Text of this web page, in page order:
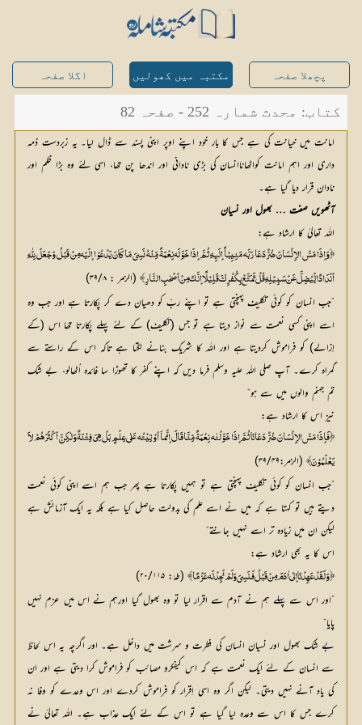
پچھلا صفحہ مکتبہ میں کھولیں اگلا صفحہ
کتاب: محدث شمارہ 252 - صفحہ 82
امانت میں خیانت کی ہے جس کا بار خود اپنے اوپر اپنی پسند سے ڈال لیا۔ یہ زبردست ذمہ
داری اور اہم امانت کواٹھاناانسان کی بڑی نادانی اور اندھا پن تھا، اسی لئے وہ بڑا ظلم اور
نادان قرار دیا گیا ہے۔
آٹھویں صفت … بھول اور نسیان
اللہ تعالیٰ کا ارشاد ہے:
﴿وَإذَا مَسَّ الاِنْسَانَ ضُرٌّ دَعَا رَبَّه مَنِيِبْاً إلَيِهِ ثُمَّ إذَا خَوَّلَه نِعْمَةً مِّنْهُ نَسِیَ مَا کَانَ يَدْعُوْا إلَيْه مِنْ قَبْلُ وَجَعَلَ لِلّٰهِ
أنْدَادًا لِّيُضِلَّ عَنْ سَبِيْلِهِ قُلْ تَمَتَّعْ بِکُفْرِکَ قَلِيْلًا إنَّکَ مِنْ أصْحٰبِ النَّارِ﴾ (الزمر : ۳۹/۸)
”جب انسان کو کوئی تکلیف پہنچتی ہے تو اپنے ربّ کو دھیان دے کر پکارتا ہے اور جب وہ
اسے اپنی کسی نعمت سے نواز دیتا ہے تو جس (تکلیف) کے لئے پہلے پکارتا تھا اس (کے
اِزالے) کو فراموش کردیتا ہے اور اللہ کا شریک بنانے لگتا ہے تاکہ اس کے راستے سے
گمراہ کرے۔ آپ صلی اللہ علیہ وسلم فرما دیں کہ اپنے کفر کا تھوڑا سا فائدہ اُٹھالو، بے شک
تم جہنم والوں میں سے ہو“
نیز اس کا ارشاد ہے:
﴿فَإذَا مَسَّ الاِنْسَانَ ضُرٌّ دَعَانَا ثُمَّ إذَا خَوَّلْنٰه نِعْمَةً مِّنَّا قَالَ إنَّمآ أوْتِيْتُه عَلٰی عِلْمٍ بَلْ هِیَ فِتْنَةٌ وَلٰکِنَّ أکْثَرَهُمْ لاَ
يَعْلَمُوْنَ﴾ (الزمر:۳۹/۴۹)
”جب انسان کو کوئی تکلیف پہنچتی ہے تو ہمیں پکارتا ہے پھر جب ہم اسے اپنی کوئی نعمت
دیتے ہیں تو کہتا ہے کہ میں نے اسے علم کی بدولت حاصل کیا ہے بلکہ یہ ایک آزمائش ہے
لیکن ان میں زیادہ تر اسے نہیں جانتے“
اس کا یہ بھی ارشاد ہے:
﴿وَلَقَدْ عَهِدْنَا إلٰی اٰدَمَ مِنْ قَبْلُ فَنَسِیَ وَلَمْ نَجِدْ لَه عَزْمًا﴾ (طہٰ: ۲۰/۱۱۵)
”اور اس سے پہلے ہم نے آدم سے اقرار لیا تو وہ بھول گیا اورہم نے اس میں عزم نہیں
پایا“
بے شک بھول اور نسیان انسان کی فطرت و سرشت میں داخل ہے۔ اور اگرچہ یہ اس لحاظ
سے انسان کے لئے ایک نعمت ہے کہ اس کیفکرو مصائب کو فراموش کرا دیتی ہے اور ان
کی یاد آنے نہیں دیتی۔ لیکن اگر وہ اسی اِقرار کو فراموش کردے اور اس وعدے کو وفا نہ
کرے جس کا اس سے وعدہ لیا گیا ہے تو اس کے لئے ایک عذاب ہے۔ اللہ تعالیٰ نے